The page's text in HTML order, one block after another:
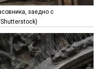
заедно с